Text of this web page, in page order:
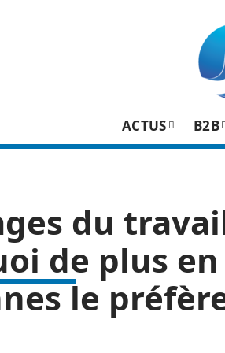
ACTUS B2B
du
de plus
le